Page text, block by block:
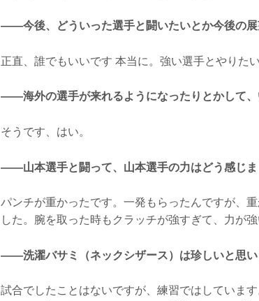
——今後、どういった選手と闘いたいとか今後の展
正直、誰でもいいです 本当に。強い選手とやりたい
——海外の選手が来れるようになったりとかして
そうです、はい。
——山本選手と闘って、山本選手の力はどう感じま
パンチが重かったです。一発もらったんですが、
した。腕を取った時もクラッチが強すぎて、力が強
——洗濯バサミ（ネックシザース）は珍しいと思
試合でしたことはないですが、練習ではしていま